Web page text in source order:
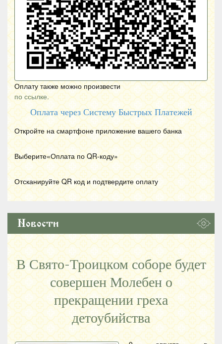
Оплату также можно произвести
по ссылке.
Оплата через Систему Быстрых Платежей
Откройте на смартфоне приложение вашего банка
Выберите«Оплата по QR-коду»
Отсканируйте QR код и подтвердите оплату
Новости
В Свято-Троицком соборе будет
совершен Молебен о
прекращении греха
детоубийства